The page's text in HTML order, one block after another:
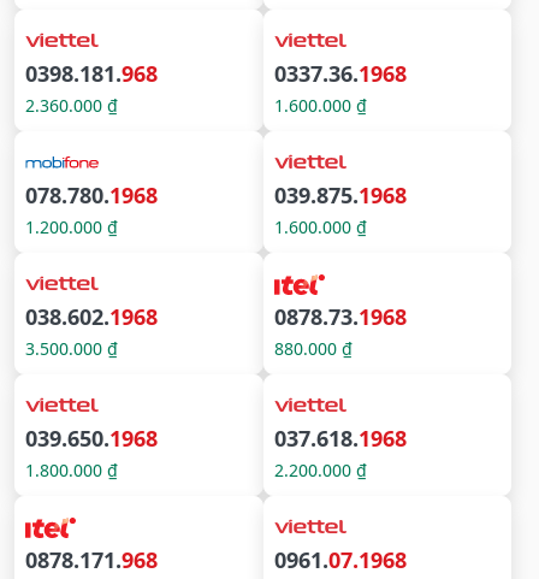
0398.181.968
2.360.000 ₫
0337.36.1968
1.600.000 ₫
078.780.1968
1.200.000 ₫
039.875.1968
1.600.000 ₫
038.602.1968
3.500.000 ₫
0878.73.1968
880.000 ₫
039.650.1968
1.800.000 ₫
037.618.1968
2.200.000 ₫
0878.171.968 0961.07.1968